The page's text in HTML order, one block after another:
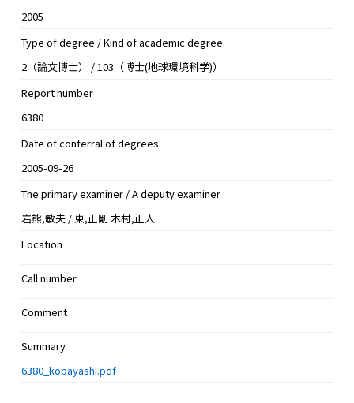
2005
Type of degree / Kind of academic degree
2（論文博士） / 103（博士(地球環境科学)）
Report number
6380
Date of conferral of degrees
2005-09-26
The primary examiner / A deputy examiner
岩熊,敏夫 / 東,正剛 木村,正人
Location
Call number
Comment
Summary
6380_kobayashi.pdf